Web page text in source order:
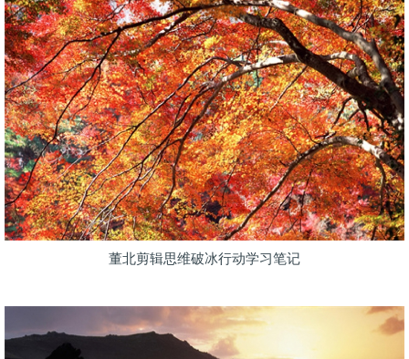
董北剪辑思维破冰行动学习笔记